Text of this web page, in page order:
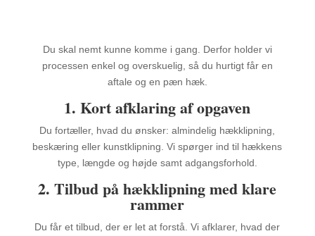
Du skal nemt kunne komme i gang. Derfor holder vi
processen enkel og overskuelig, så du hurtigt får en
aftale og en pæn hæk.
1. Kort afklaring af opgaven
Du fortæller, hvad du ønsker: almindelig hækklipning,
beskæring eller kunstklipning. Vi spørger ind til hækkens
type, længde og højde samt adgangsforhold.
2. Tilbud på hækklipning med klare
rammer
Du får et tilbud, der er let at forstå. Vi afklarer, hvad der